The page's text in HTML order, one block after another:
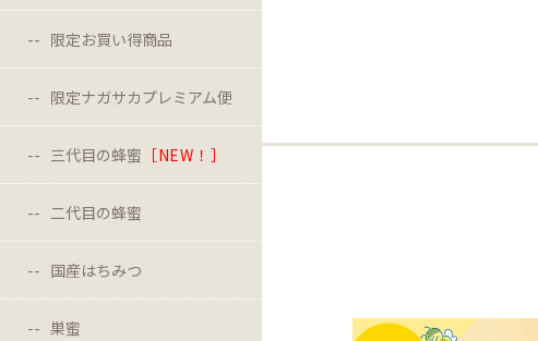
限定お買い得商品
限定ナガサカプレミアム便
三代目の蜂蜜 ［NEW！］
二代目の蜂蜜
国産はちみつ
巣蜜